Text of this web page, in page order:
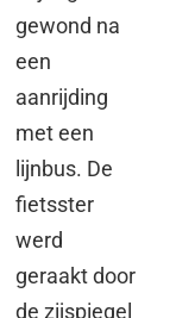
gewond na
een
aanrijding
met een
lijnbus. De
fietsster
werd
geraakt door
de zijspiegel